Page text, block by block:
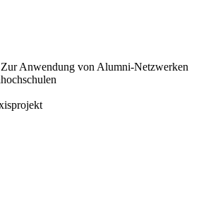
Anwendung von Alumni-Netzwerken